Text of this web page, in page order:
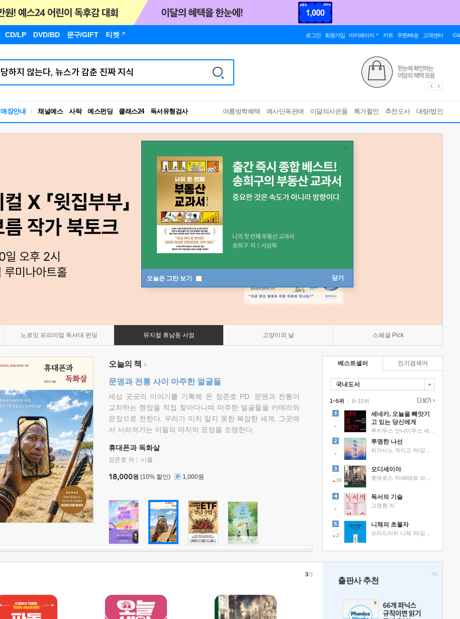
CD/LP DVD/BD 문구/GIFT 티켓 로그인 회원가입 마이페이지 카트 주문/배송 고객센터
매장안내 채널예스 사락 예스펀딩 클래스24 독서유형검사
RBTI Lab
여름방학혜택 예사단독판매 이달의사은품 특가할인 추천도서 대량/법인
오늘은 그만 보기 닫기
노르잇 프리미엄 독서대 펀딩 뮤지컬 휴남동 서점 고양이의 날 스페셜 Pick
오늘의 책
문명과 전통 사이 마주한 얼굴들
세상 곳곳의 이야기를 기록해 온 장준호 PD. 문명과 전통이
교차하는 현장을 직접 찾아다니며 마주한 얼굴들을 카메라와
문장으로 전한다. 우리가 미처 알지 못한 복잡한 세계, 그곳에
서 사라져가는 이들의 마지막 표정을 조명한다.
휴대폰과 독화살
장준호 저 시월
18,000원 (10% 할인) 1,000원
베스트셀러
국내도서
1~5위 |
세네카, 오늘을 빼앗기
고 있는 당신에게
투명한 나선
10
오디세이아
독서의 기술
고명환 저
2
니체의 초월자
6~10위
인기검색어
3/3
출판사 추천